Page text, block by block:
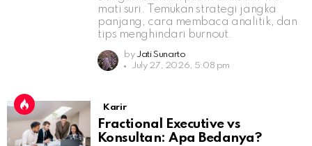
mati suri. Temukan strategi jangka
panjang, cara membaca analitik, dan
tips menghindari burnout.
by Jati Sunarto
July 27, 2026, 5:08 pm
Karir
Fractional Executive vs
Konsultan: Apa Bedanya?